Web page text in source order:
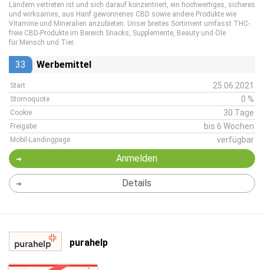
Ländern vertreten ist und sich darauf konzentriert, ein hochwertiges, sicheres
und wirksames, aus Hanf gewonnenes CBD sowie andere Produkte wie
Vitamine und Mineralien anzubieten. Unser breites Sortiment umfasst THC-
freie CBD-Produkte im Bereich Snacks, Supplemente, Beauty und Öle
für Mensch und Tier.
33 Werbemittel
Start 25.06.2021
Stornoquote 0 %
Cookie 30 Tage
Freigabe bis 6 Wochen
Mobil-Landingpage verfügbar
Anmelden
Details
purahelp